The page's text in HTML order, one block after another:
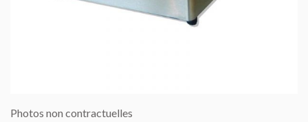
Photos non contractuelles